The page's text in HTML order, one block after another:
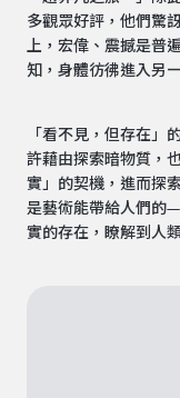
多觀眾好評，他們驚
上，宏偉、震撼是普
知，身體彷彿進入另
「看不見，但存在」
許藉由探索暗物質，
實」的契機，進而探
是藝術能帶給人們的
實的存在，瞭解到人